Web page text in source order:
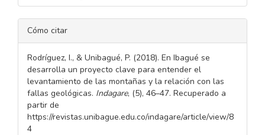
DETALLES
DEL
ARTÍCULO
Cómo citar
Rodríguez, I., & Unibagué, P. (2018). En Ibagué se
desarrolla un proyecto clave para entender el
levantamiento de las montañas y la relación con las
fallas geológicas. Indagare, (5), 46–47. Recuperado a
partir de
https://revistas.unibague.edu.co/indagare/article/view/8
4